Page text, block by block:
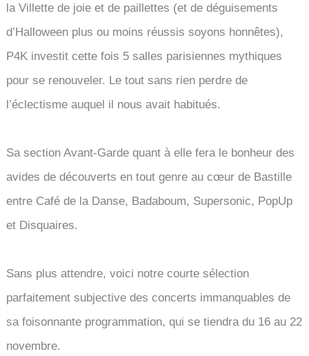
la Villette de joie et de paillettes (et de déguisements
d’Halloween plus ou moins réussis soyons honnêtes),
P4K investit cette fois 5 salles parisiennes mythiques
pour se renouveler. Le tout sans rien perdre de
l’éclectisme auquel il nous avait habitués.
Sa section Avant-Garde quant à elle fera le bonheur des
avides de découverts en tout genre au cœur de Bastille
entre Café de la Danse, Badaboum, Supersonic, PopUp
et Disquaires.
Sans plus attendre, voici notre courte sélection
parfaitement subjective des concerts immanquables de
sa foisonnante programmation, qui se tiendra du 16 au 22
novembre.